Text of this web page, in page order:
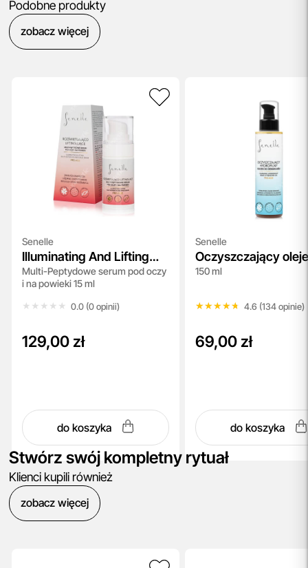
Podobne produkty
zobacz więcej
Senelle
Illuminating And Lifting
Multi-Peptide Eye And
Eyelid Serum
Multi-Peptydowe serum pod oczy
i na powieki 15 ml
★★★★★
★★★★★ 0.0 (0 opinii)
129,00 zł
do koszyka
Senelle
Oczyszczający
demakijażu
150 ml
★★★★★
★★★★★ 4.6 (134 opinie)
69,00 zł
do koszyka
Stwórz swój kompletny rytuał
Klienci kupili również
zobacz więcej